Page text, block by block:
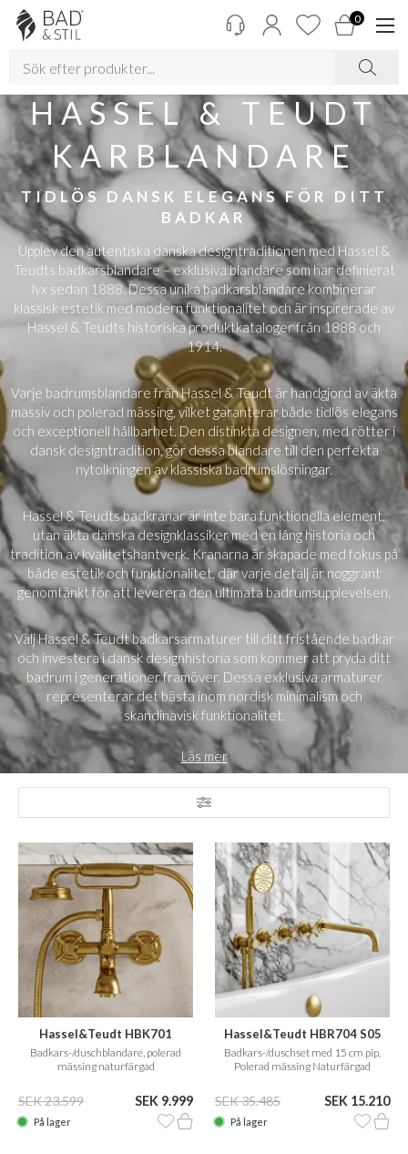
0
HASSEL & TEUDT
KARBLANDARE
TIDLÖS DANSK ELEGANS FÖR DITT
BADKAR
Upplev den autentiska danska designtraditionen med Hassel &
Teudts badkarsblandare – exklusiva blandare som har definierat
lyx sedan 1888. Dessa unika badkarsblandare kombinerar
klassisk estetik med modern funktionalitet och är inspirerade av
Hassel & Teudts historiska produktkataloger från 1888 och
1914.
Varje badrumsblandare från Hassel & Teudt är handgjord av äkta
massiv och polerad mässing, vilket garanterar både tidlös elegans
och exceptionell hållbarhet. Den distinkta designen, med rötter i
dansk designtradition, gör dessa blandare till den perfekta
nytolkningen av klassiska badrumslösningar.
Hassel & Teudts badkranar är inte bara funktionella element,
utan äkta danska designklassiker med en lång historia och
tradition av kvalitetshantverk. Kranarna är skapade med fokus på
både estetik och funktionalitet, där varje detalj är noggrant
genomtänkt för att leverera den ultimata badrumsupplevelsen.
Välj Hassel & Teudt badkarsarmaturer till ditt fristående badkar
och investera i dansk designhistoria som kommer att pryda ditt
badrum i generationer framöver. Dessa exklusiva armaturer
representerar det bästa inom nordisk minimalism och
skandinavisk funktionalitet.
Läs mer
Hassel&Teudt HBK701
Badkars-/duschblandare, polerad
mässing naturfärgad
SEK 23.599 SEK 9.999
På lager
Hassel&Teudt HBR704 S05
Badkars-/duschset med 15 cm pip,
Polerad mässing Naturfärgad
SEK 35.485 SEK 15.210
På lager